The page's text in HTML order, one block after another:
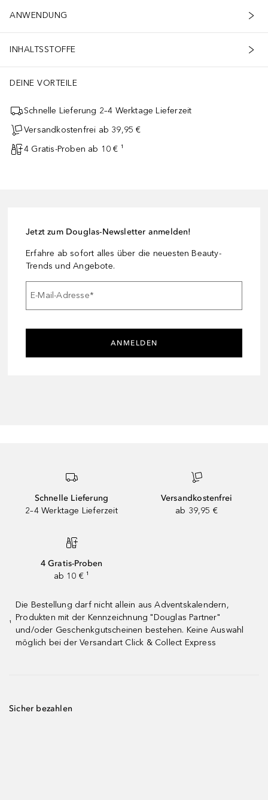
ANWENDUNG
INHALTSSTOFFE
DEINE VORTEILE
Schnelle Lieferung 2–4 Werktage Lieferzeit
Versandkostenfrei ab 39,95 €
4 Gratis-Proben ab 10 € ¹
Jetzt zum Douglas-Newsletter anmelden!
Erfahre ab sofort alles über die neuesten Beauty-
Trends und Angebote.
E-Mail-Adresse*
ANMELDEN
Schnelle Lieferung
2–4 Werktage Lieferzeit
Versandkostenfrei
ab 39,95 €
4 Gratis-Proben
ab 10 € ¹
¹
Die Bestellung darf nicht allein aus Adventskalendern,
Produkten mit der Kennzeichnung "Douglas Partner"
und/oder Geschenkgutscheinen bestehen. Keine Auswahl
möglich bei der Versandart Click & Collect Express
Sicher bezahlen